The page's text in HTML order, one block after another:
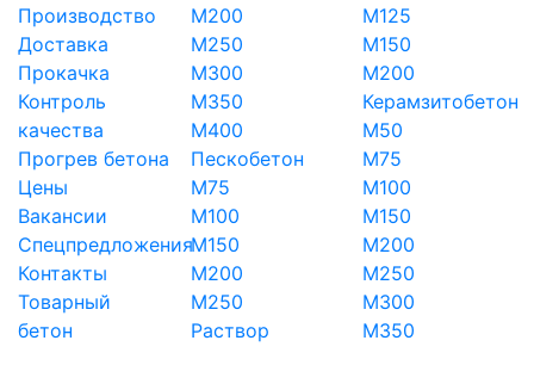
Производство
Доставка
Прокачка
Контроль
качества
Прогрев бетона
Цены
Вакансии
Спецпредложения
Контакты
Товарный
бетон
М200
М250
М300
М350
М400
Пескобетон
М75
М100
М150
М200
М250
Раствор
М125
М150
М200
Керамзитобетон
М50
М75
М100
М150
М200
М250
М300
М350